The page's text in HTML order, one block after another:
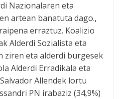
Nazionalaren eta
artean banatuta dago.,
erraztuz. Koalizio
Alderdi Sozialista eta
ziren eta alderdi burgesek
Alderdi Erradikala eta
Allendek lortu
PN irabaziz (34,9%)